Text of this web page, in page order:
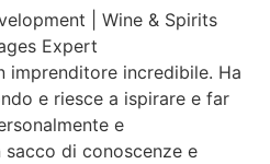
| Wine & Spirits
Expert
imprenditore incredibile. Ha
e riesce a ispirare e far
e
sacco di conoscenze e